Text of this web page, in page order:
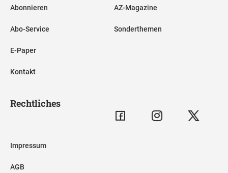
Abonnieren
Abo-Service
E-Paper
Kontakt
AZ-Magazine
Sonderthemen
Rechtliches
Impressum
AGB